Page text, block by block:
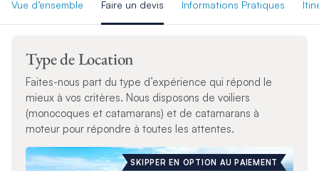
Vue d’ensemble Faire un devis Informations Pratiques
Type de Location
Faites-nous part du type d’expérience qui répond le
mieux à vos critères. Nous disposons de voiliers
(monocoques et catamarans) et de catamarans à
moteur pour répondre à toutes les attentes.
SKIPPER EN OPTION AU PAIEMENT